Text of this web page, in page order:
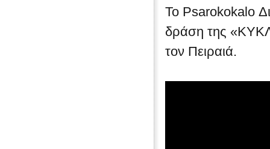
Το Psarokokalo
δράση της
τον Πειραιά.